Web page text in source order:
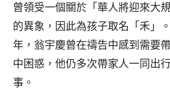
曾領受一個關於「華人將迎來大
的異象，因此為孩子取名「禾」
年，翁宇慶曾在禱告中感到需要
中困惑，他仍多次帶家人一同出
事。